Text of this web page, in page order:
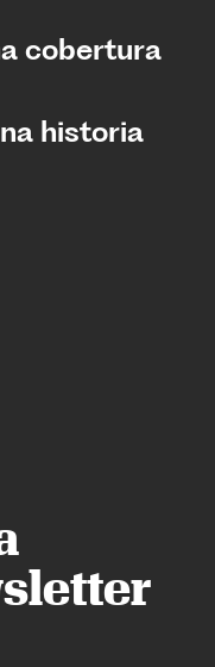
cobertura
historia